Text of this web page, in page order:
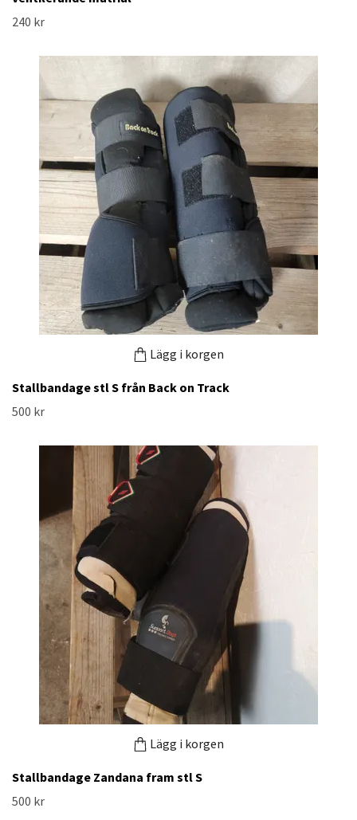
240 kr
Lägg i korgen
Stallbandage stl S från Back on Track
500 kr
Lägg i korgen
Stallbandage Zandana fram stl S
500 kr